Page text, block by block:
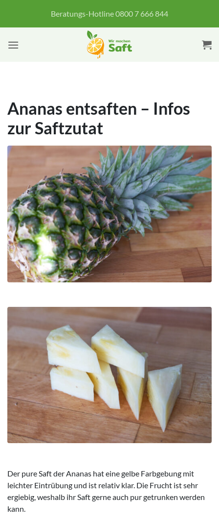
springen
Beratungs-Hotline 0800 7 666 844
Ananas entsaften – Infos
zur Saftzutat
Der pure Saft der Ananas hat eine gelbe Farbgebung mit
leichter Eintrübung und ist relativ klar. Die Frucht ist sehr
ergiebig, weshalb ihr Saft gerne auch pur getrunken werden
kann.